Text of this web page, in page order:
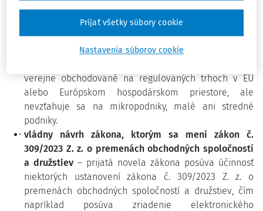
mužov a žien vo vrcholových orgánoch kótovaných
spoločností na Slovensku, pričom kladie dôraz na
zlepšenie rodovej rovnosti a rovnováhy v riadiacich
pozíciách. Zákon sa vzťahuje na veľké kótované
verejne obchodované na regulovaných trhoch v EÚ
alebo Európskom hospodárskom priestore, ale
nevzťahuje sa na mikropodniky, malé ani stredné
podniky.
vládny návrh zákona, ktorým sa mení zákon č.
309/2023 Z. z. o premenách obchodných spoločností
a družstiev – prijatá novela zákona posúva účinnosť
niektorých ustanovení zákona č. 309/2023 Z. z. o
premenách obchodných spoločností a družstiev, čím
napríklad posúva zriadenie elektronického
Nastavenia súborov cookie
Prijať všetky súbory cookie